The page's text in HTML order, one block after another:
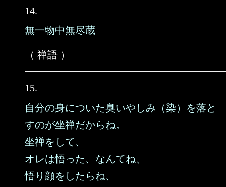
14.
無一物中無尽蔵
（ 禅語 ）
15.
自分の身についた臭いやしみ（染）を落と
すのが坐禅だからね。
坐禅をして、
オレは悟った、なんてね、
悟り顔をしたらね、